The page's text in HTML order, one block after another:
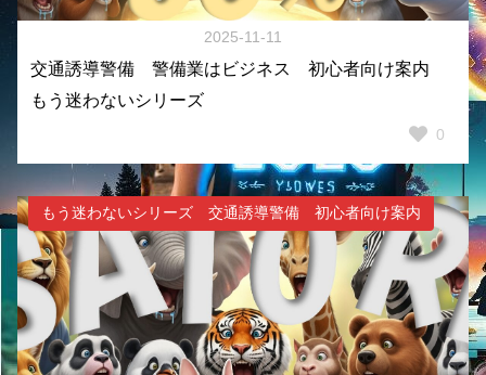
2025-11-11
交通誘導警備 警備業はビジネス 初心者向け案内
もう迷わないシリーズ
0
もう迷わないシリーズ 交通誘導警備 初心者向け案内